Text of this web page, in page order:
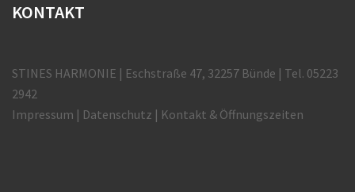
KONTAKT
STINES HARMONIE | Eschstraße 47, 32257 Bünde | Tel. 05223
2942
Impressum | Datenschutz | Kontakt & Öffnungszeiten